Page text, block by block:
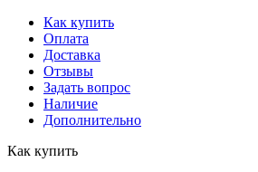
Как купить
Оплата
Доставка
Отзывы
Задать вопрос
Наличие
Дополнительно
Как купить